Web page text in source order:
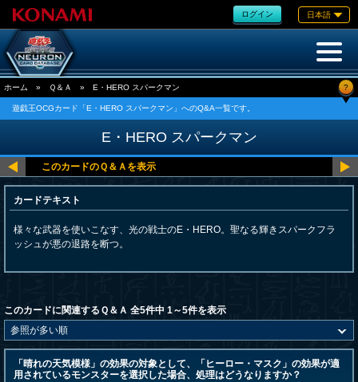
ログイン 日本語
ホーム » Ｑ＆Ａ » E・HERO スパークマン ?
遊戯王OCGカード「E・HERO スパークマン」へのQ&A一覧です。
E・HERO スパークマン
カードテキスト
様々な武器を使いこなす、光の戦士のE・HERO。聖なる輝きスパークフラ
ッシュが悪の退路を断つ。
このカードに関連するＱ＆Ａ 全5件中 1～5件を表示
「晴れの天気模様」の効果の対象として、「ヒーロー・マスク」の効果が適
用されているモンスターを選択した場合、処理はどうなりますか？